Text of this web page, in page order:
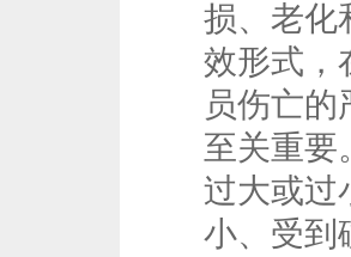
损、老化
效形式，
员伤亡
至关重要
过大或过
小、受到